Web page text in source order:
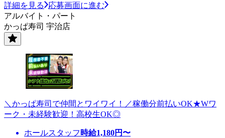
詳細を見る
応募画面に進む
アルバイト・パート
かっぱ寿司 宇治店
＼かっぱ寿司で仲間とワイワイ！／稼働分前払いOK★Wワ
ーク・未経験歓迎！高校生OK◎
ホールスタッフ 時給1,180円〜